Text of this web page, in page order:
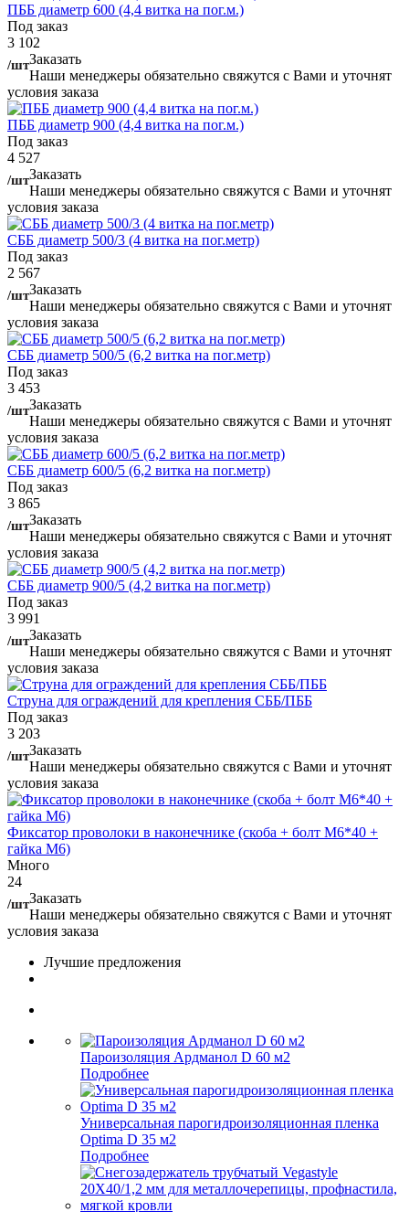
ПББ диаметр 600 (4,4 витка на пог.м.)
Под заказ
3 102
/штЗаказать
Наши менеджеры обязательно свяжутся с Вами и уточнят
условия заказа
ПББ диаметр 900 (4,4 витка на пог.м.)
Под заказ
4 527
/штЗаказать
Наши менеджеры обязательно свяжутся с Вами и уточнят
условия заказа
СББ диаметр 500/3 (4 витка на пог.метр)
Под заказ
2 567
/штЗаказать
Наши менеджеры обязательно свяжутся с Вами и уточнят
условия заказа
СББ диаметр 500/5 (6,2 витка на пог.метр)
Под заказ
3 453
/штЗаказать
Наши менеджеры обязательно свяжутся с Вами и уточнят
условия заказа
СББ диаметр 600/5 (6,2 витка на пог.метр)
Под заказ
3 865
/штЗаказать
Наши менеджеры обязательно свяжутся с Вами и уточнят
условия заказа
СББ диаметр 900/5 (4,2 витка на пог.метр)
Под заказ
3 991
/штЗаказать
Наши менеджеры обязательно свяжутся с Вами и уточнят
условия заказа
Струна для ограждений для крепления СББ/ПББ
Под заказ
3 203
/штЗаказать
Наши менеджеры обязательно свяжутся с Вами и уточнят
условия заказа
Фиксатор проволоки в наконечнике (скоба + болт М6*40 +
гайка М6)
Много
24
/штЗаказать
Наши менеджеры обязательно свяжутся с Вами и уточнят
условия заказа
Лучшие предложения
Пароизоляция Ардманол D 60 м2
Подробнее
Универсальная парогидроизоляционная пленка
Optima D 35 м2
Подробнее